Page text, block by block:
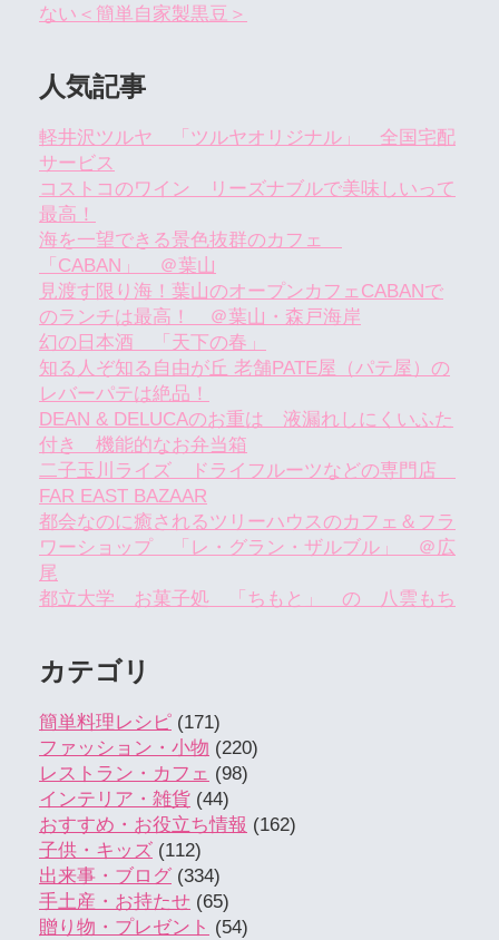
ない＜簡単自家製黒豆＞
人気記事
軽井沢ツルヤ 「ツルヤオリジナル」 全国宅配
サービス
コストコのワイン リーズナブルで美味しいって
最高！
海を一望できる景色抜群のカフェ
「CABAN」 ＠葉山
見渡す限り海！葉山のオープンカフェCABANで
のランチは最高！ ＠葉山・森戸海岸
幻の日本酒 「天下の春」
知る人ぞ知る自由が丘 老舗PATE屋（パテ屋）の
レバーパテは絶品！
DEAN & DELUCAのお重は 液漏れしにくいふた
付き 機能的なお弁当箱
二子玉川ライズ ドライフルーツなどの専門店
FAR EAST BAZAAR
都会なのに癒されるツリーハウスのカフェ＆フラ
ワーショップ 「レ・グラン・ザルブル」 ＠広
尾
都立大学 お菓子処 「ちもと」 の 八雲もち
カテゴリ
簡単料理レシピ (171)
ファッション・小物 (220)
レストラン・カフェ (98)
インテリア・雑貨 (44)
おすすめ・お役立ち情報 (162)
子供・キッズ (112)
出来事・ブログ (334)
手土産・お持たせ (65)
贈り物・プレゼント (54)